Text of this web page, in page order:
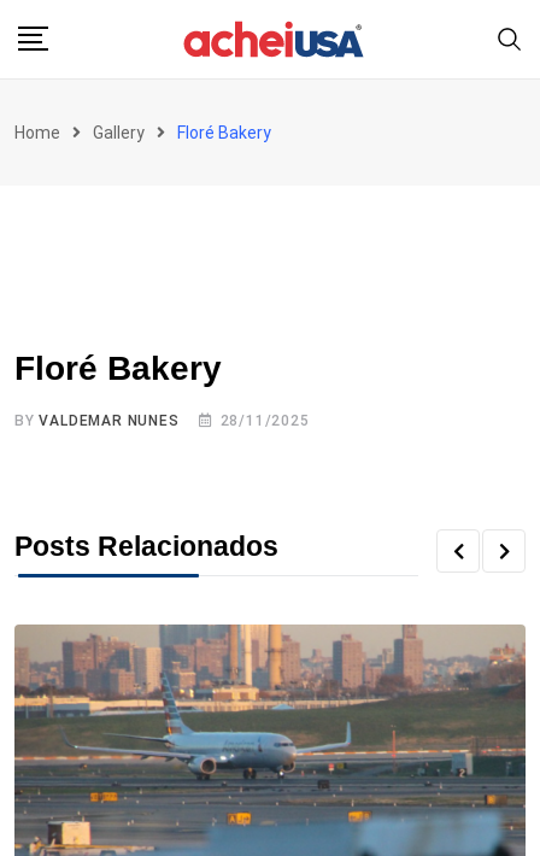
Home Gallery Floré Bakery
Floré Bakery
BYVALDEMAR NUNES 28/11/2025
Posts Relacionados